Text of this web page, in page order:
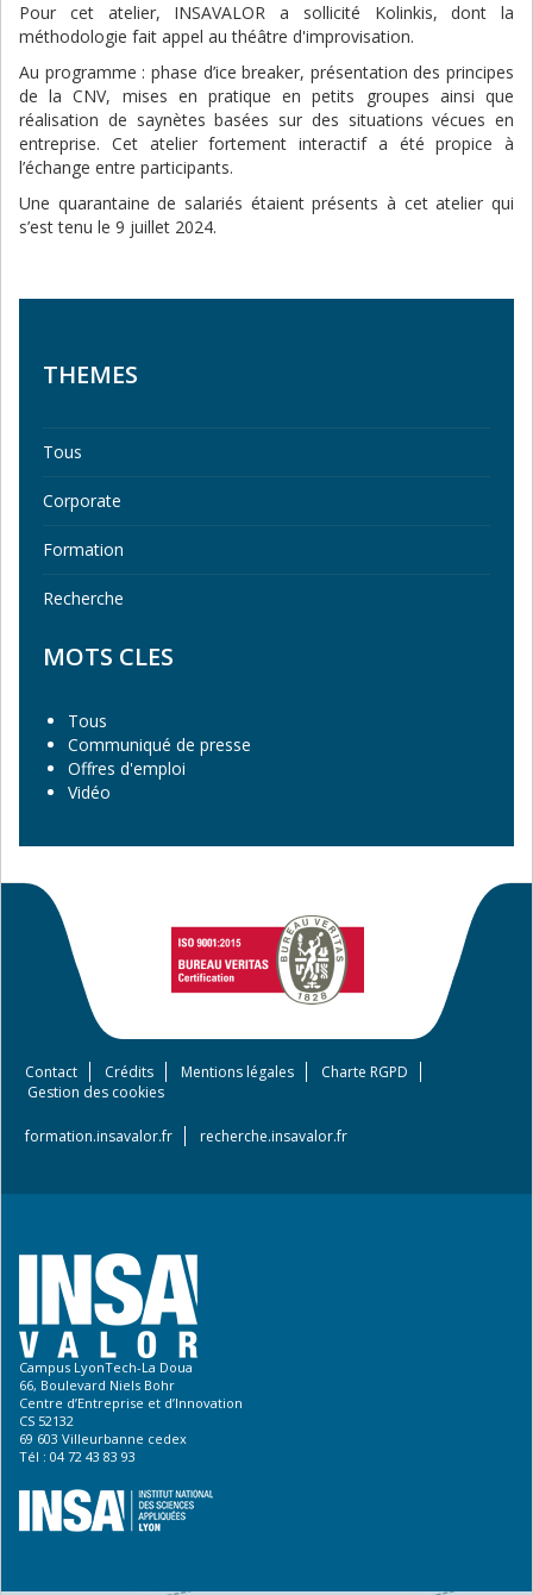
Pour cet atelier, INSAVALOR a sollicité Kolinkis, dont la
méthodologie fait appel au théâtre d'improvisation.
Au programme : phase d’ice breaker, présentation des principes
de la CNV, mises en pratique en petits groupes ainsi que
réalisation de saynètes basées sur des situations vécues en
entreprise. Cet atelier fortement interactif a été propice à
l’échange entre participants.
Une quarantaine de salariés étaient présents à cet atelier qui
s’est tenu le 9 juillet 2024.
THEMES
Tous
Corporate
Formation
Recherche
MOTS CLES
Tous
Communiqué de presse
Offres d'emploi
Vidéo
Footer
Contact Crédits Mentions légales
Charte RGPD
Gestion des cookies
formation.insavalor.fr recherche.insavalor.fr
Campus LyonTech-La Doua
66, Boulevard Niels Bohr
Centre d’Entreprise et d’Innovation
CS 52132
69 603 Villeurbanne cedex
Tél : 04 72 43 83 93